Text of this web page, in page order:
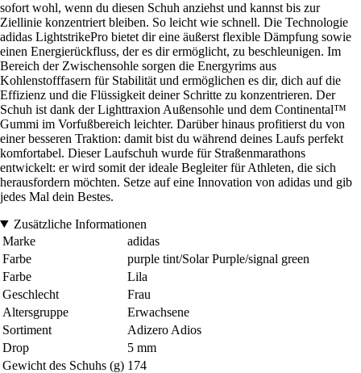
sofort wohl, wenn du diesen Schuh anziehst und kannst bis zur
Ziellinie konzentriert bleiben. So leicht wie schnell. Die Technologie
adidas LightstrikePro bietet dir eine äußerst flexible Dämpfung sowie
einen Energierückfluss, der es dir ermöglicht, zu beschleunigen. Im
Bereich der Zwischensohle sorgen die Energyrims aus
Kohlenstofffasern für Stabilität und ermöglichen es dir, dich auf die
Effizienz und die Flüssigkeit deiner Schritte zu konzentrieren. Der
Schuh ist dank der Lighttraxion Außensohle und dem Continental™
Gummi im Vorfußbereich leichter. Darüber hinaus profitierst du von
einer besseren Traktion: damit bist du während deines Laufs perfekt
komfortabel. Dieser Laufschuh wurde für Straßenmarathons
entwickelt: er wird somit der ideale Begleiter für Athleten, die sich
herausfordern möchten. Setze auf eine Innovation von adidas und gib
jedes Mal dein Bestes.
Zusätzliche Informationen
Marke
adidas
Farbe
purple tint/Solar Purple/signal green
Farbe
Lila
Geschlecht
Frau
Altersgruppe
Erwachsene
Sortiment
Adizero Adios
Drop
5 mm
Gewicht des Schuhs (g) 174